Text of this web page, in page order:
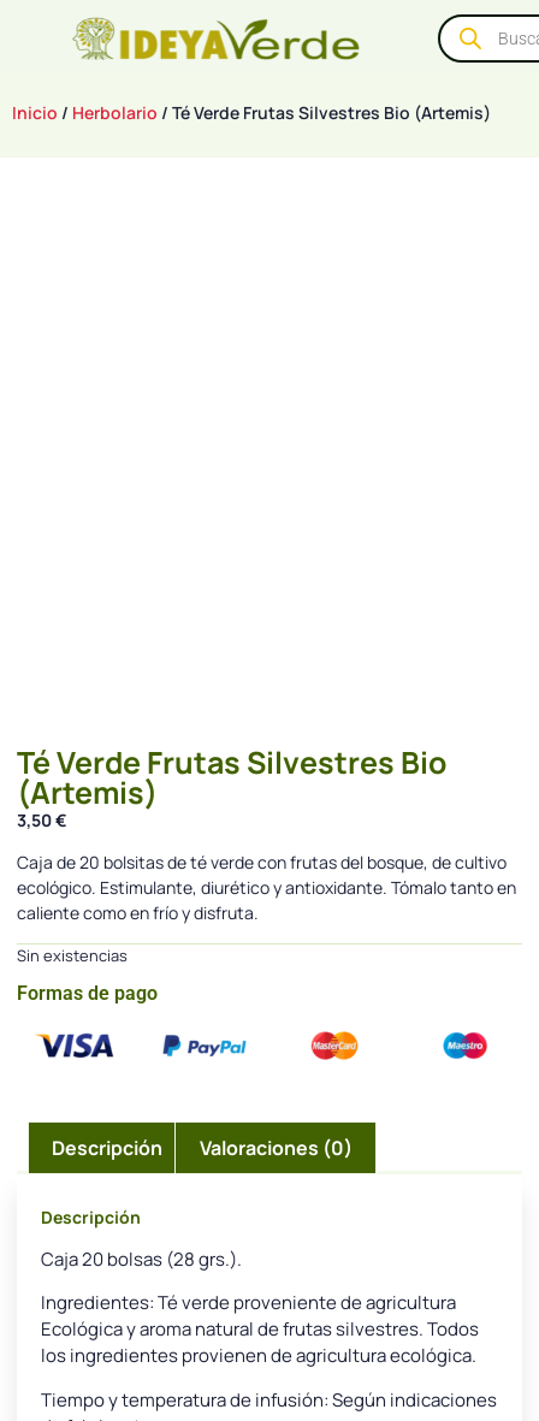
Inicio / Herbolario / Té Verde Frutas Silvestres Bio (Artemis)
Té Verde Frutas Silvestres Bio
(Artemis)
3,50€
Caja de 20 bolsitas de té verde con frutas del bosque, de cultivo
ecológico. Estimulante, diurético y antioxidante. Tómalo tanto en
caliente como en frío y disfruta.
Sin existencias
Formas de pago
Descripción Valoraciones (0)
Descripción
Caja 20 bolsas (28 grs.).
Ingredientes: Té verde proveniente de agricultura
Ecológica y aroma natural de frutas silvestres. Todos
los ingredientes provienen de agricultura ecológica.
Tiempo y temperatura de infusión: Según indicaciones